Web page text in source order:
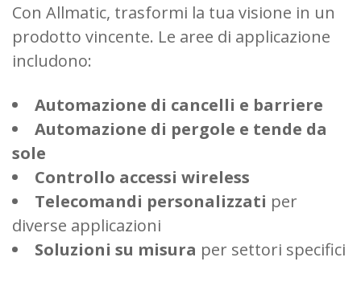
Con Allmatic, trasformi la tua visione in un
prodotto vincente. Le aree di applicazione
includono:
Automazione di cancelli e barriere
Automazione di pergole e tende da
sole
Controllo accessi wireless
Telecomandi personalizzati per
diverse applicazioni
Soluzioni su misura per settori specifici